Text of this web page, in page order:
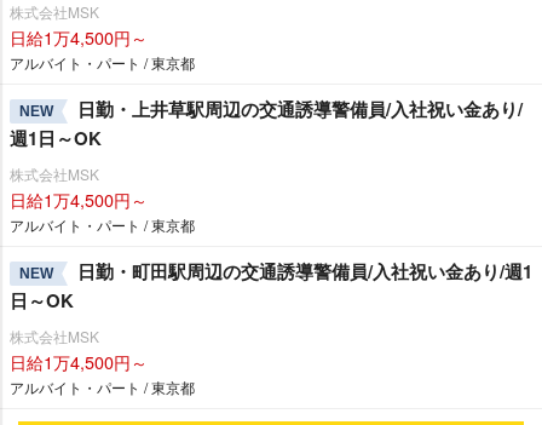
株式会社MSK
日給1万4,500円～
アルバイト・パート / 東京都
NEW
日勤・上井草駅周辺の交通誘導警備員/入社祝い金あり/
週1日～OK
株式会社MSK
日給1万4,500円～
アルバイト・パート / 東京都
NEW
日勤・町田駅周辺の交通誘導警備員/入社祝い金あり/週1
日～OK
株式会社MSK
日給1万4,500円～
アルバイト・パート / 東京都